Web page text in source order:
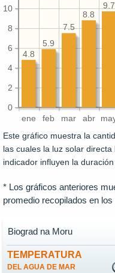
ene feb mar abr
0
2
4
6
8
10
9.7
8.8
7.5
5.9
4.8
Este gráfico muestra la
las cuales la luz solar
indicador influyen la
* Los gráficos anteriores
promedio recopilados en
TEMPERATURA
DEL AGUA DE MAR
Biograd na Moru